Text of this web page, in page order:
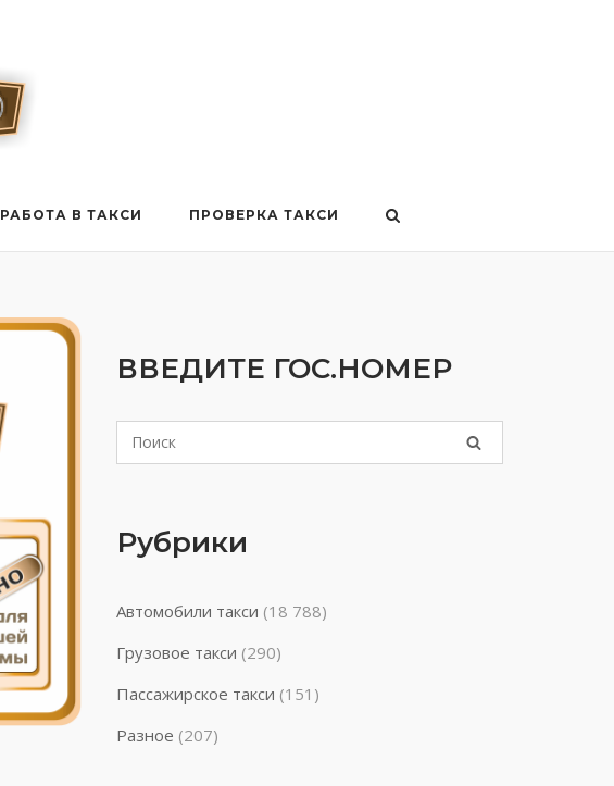
РАБОТА В ТАКСИ ПРОВЕРКА ТАКСИ
ВВЕДИТЕ ГОС.НОМЕР
Рубрики
Автомобили такси (18 788)
Грузовое такси (290)
Пассажирское такси (151)
Разное (207)